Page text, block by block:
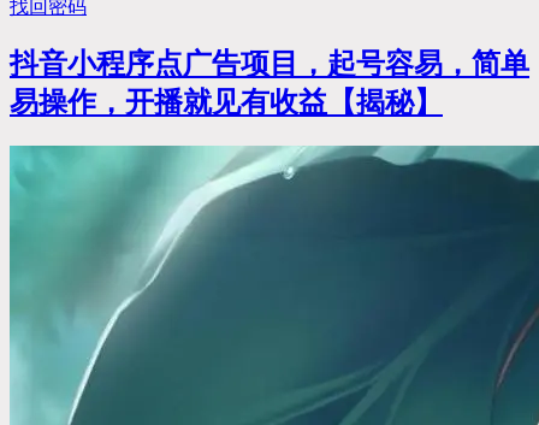
找回密码
抖音小程序点广告项目，起号容易，简单
易操作，开播就见有收益【揭秘】